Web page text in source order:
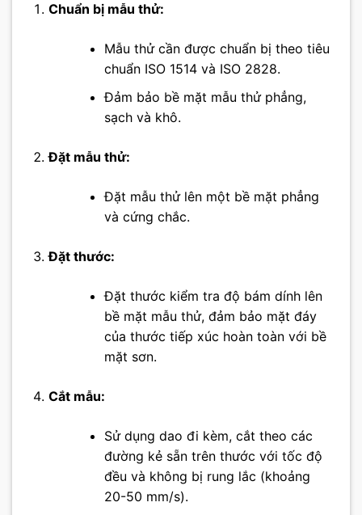
Chuẩn bị mẫu thử:
Mẫu thử cần được chuẩn bị theo tiêu
chuẩn ISO 1514 và ISO 2828.
Đảm bảo bề mặt mẫu thử phẳng,
sạch và khô.
Đặt mẫu thử:
Đặt mẫu thử lên một bề mặt phẳng
và cứng chắc.
Đặt thước:
Đặt thước kiểm tra độ bám dính lên
bề mặt mẫu thử, đảm bảo mặt đáy
của thước tiếp xúc hoàn toàn với bề
mặt sơn.
Cắt mẫu:
Sử dụng dao đi kèm, cắt theo các
đường kẻ sẵn trên thước với tốc độ
đều và không bị rung lắc (khoảng
20-50 mm/s).